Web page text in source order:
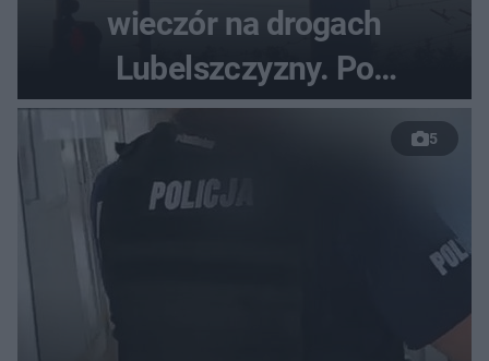
wieczór na drogach
Lubelszczyzny. Po
nieudanym manewrze
wyprzedzania zginął
kierowca auta
5